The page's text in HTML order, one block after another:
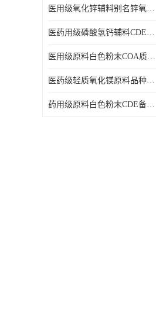
医用级氧化锌辅料别名锌氧粉CDE备案cas1314-13-2
医药用级磷酸氢钙辅料CDE备案CAS7757-93-9
医用级原料白色粉末COA质检同行CAS113-92-8
医药级轻质氧化镁原料品种多 有 质量好GMP认证 CDE备案
药用级原料白色粉末CDE备案cas56-75-7